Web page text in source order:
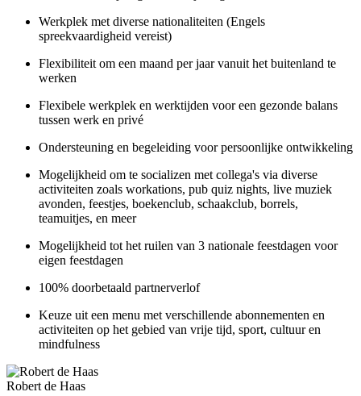
Werkplek met diverse nationaliteiten (Engels
spreekvaardigheid vereist)
Flexibiliteit om een maand per jaar vanuit het buitenland te
werken
Flexibele werkplek en werktijden voor een gezonde balans
tussen werk en privé
Ondersteuning en begeleiding voor persoonlijke ontwikkeling
Mogelijkheid om te socializen met collega's via diverse
activiteiten zoals workations, pub quiz nights, live muziek
avonden, feestjes, boekenclub, schaakclub, borrels,
teamuitjes, en meer
Mogelijkheid tot het ruilen van 3 nationale feestdagen voor
eigen feestdagen
100% doorbetaald partnerverlof
Keuze uit een menu met verschillende abonnementen en
activiteiten op het gebied van vrije tijd, sport, cultuur en
mindfulness
Robert de Haas